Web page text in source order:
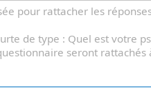
pour rattacher les
de type : Quel est votre
seront